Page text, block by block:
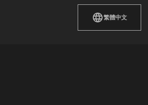
繁體中文